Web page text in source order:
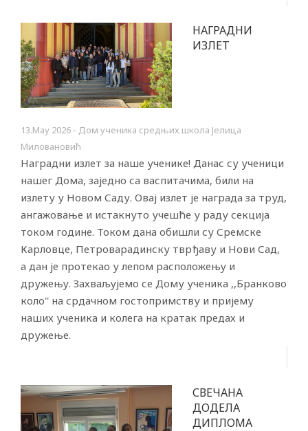
НАГРАДНИ
ИЗЛЕТ
13.Маy 2026 - Дом ученика средњих школа Јелица
Миловановић
Наградни излет за наше ученике! Данас су ученици
нашег Дома, заједно са васпитачима, били на
излету у Новом Саду. Овај излет је награда за труд,
ангажовање и истакнуто учешће у раду секција
током године. Током дана обишли су Сремске
Карловце, Петроварадинску тврђаву и Нови Сад,
а дан је протекао у лепом расположењу и
дружењу. Захваљујемо се Дому ученика ,,Бранково
коло'' на срдачном гостопримству и пријему
наших ученика и колега на кратак предах и
дружење.
СВЕЧАНА
ДОДЕЛА
ДИПЛОМА